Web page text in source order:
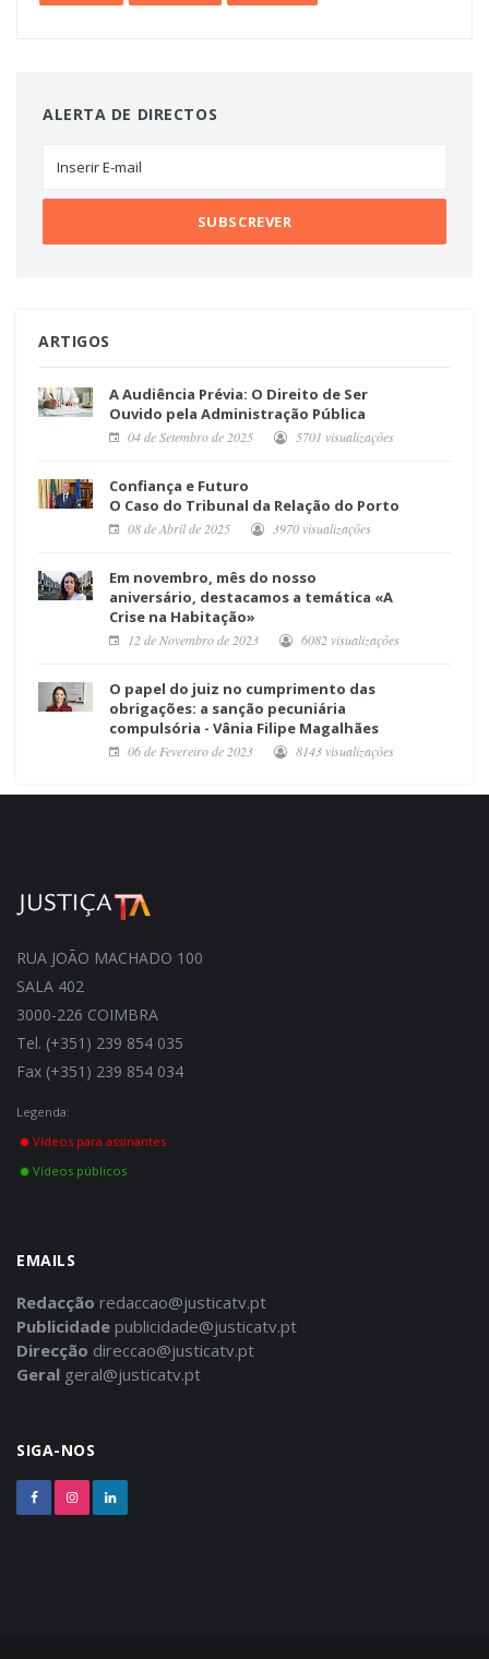
ALERTA DE DIRECTOS
ARTIGOS
A Audiência Prévia: O Direito de Ser
Ouvido pela Administração Pública
04 de Setembro de 2025 5701 visualizações
Confiança e Futuro
O Caso do Tribunal da Relação do Porto
08 de Abril de 2025 3970 visualizações
Em novembro, mês do nosso
aniversário, destacamos a temática «A
Crise na Habitação»
12 de Novembro de 2023 6082 visualizações
O papel do juiz no cumprimento das
obrigações: a sanção pecuniária
compulsória - Vânia Filipe Magalhães
06 de Fevereiro de 2023 8143 visualizações
RUA JOÃO MACHADO 100
SALA 402
3000-226 COIMBRA
Tel. (+351) 239 854 035
Fax (+351) 239 854 034
Legenda:
Vídeos para assinantes
Vídeos públicos
EMAILS
Redacção redaccao@justicatv.pt
Publicidade publicidade@justicatv.pt
Direcção direccao@justicatv.pt
Geral geral@justicatv.pt
SIGA-NOS